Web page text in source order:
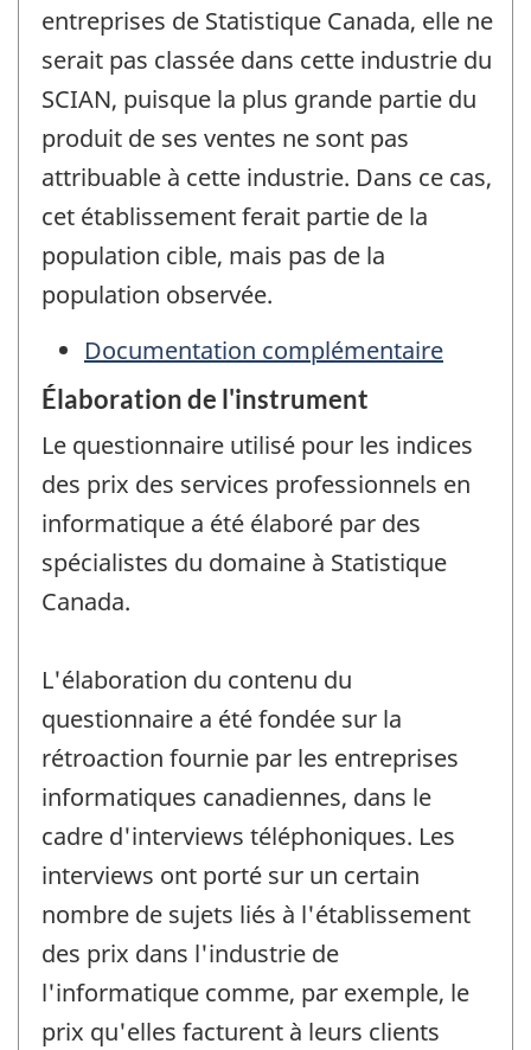
entreprises de Statistique Canada, elle ne
serait pas classée dans cette industrie du
SCIAN, puisque la plus grande partie du
produit de ses ventes ne sont pas
attribuable à cette industrie. Dans ce cas,
cet établissement ferait partie de la
population cible, mais pas de la
population observée.
Documentation complémentaire
Élaboration de l'instrument
Le questionnaire utilisé pour les indices
des prix des services professionnels en
informatique a été élaboré par des
spécialistes du domaine à Statistique
Canada.
L'élaboration du contenu du
questionnaire a été fondée sur la
rétroaction fournie par les entreprises
informatiques canadiennes, dans le
cadre d'interviews téléphoniques. Les
interviews ont porté sur un certain
nombre de sujets liés à l'établissement
des prix dans l'industrie de
l'informatique comme, par exemple, le
prix qu'elles facturent à leurs clients